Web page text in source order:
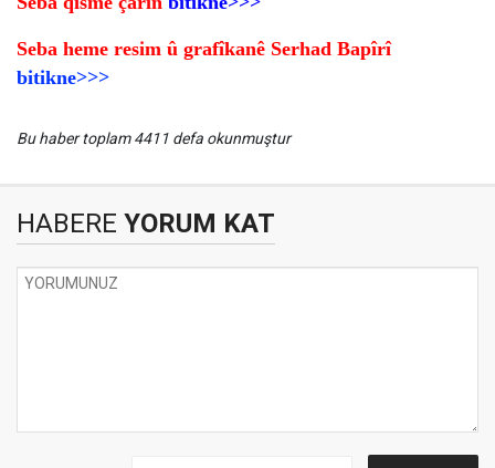
Seba heme resim û grafîkanê Serhad Bapîrî
bitikne>>>
Bu haber toplam 4411 defa okunmuştur
HABERE YORUM KAT